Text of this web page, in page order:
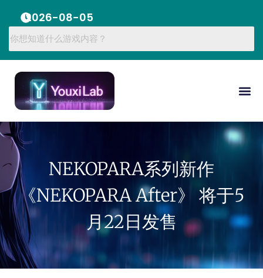
2026-08-05
NEKOPARA系列新作
《NEKOPARA After》 将于5
月22日发售